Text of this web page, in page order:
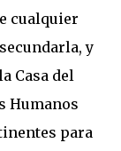
cualquier
y
Casa del
Humanos
para